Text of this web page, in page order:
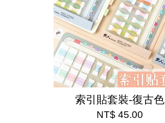
索引貼套裝-復古色
NT$ 45.00